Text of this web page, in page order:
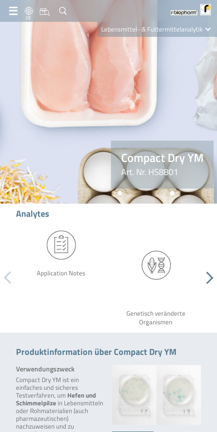
DE
Lebensmittel- & Futtermittelanalytik
Clinical Diagnostics
R-Biopharm AG
Nutrition Care
Compact Dry YM
Art. Nr. HS8801
Analytes
Application Notes
Genetisch veränderte
Organismen
Produktinformation über Compact Dry YM
Verwendungszweck
Compact Dry YM ist ein
einfaches und sicheres
Testverfahren, um Hefen und
Schimmelpilze in Lebensmitteln
oder Rohmaterialien (auch
pharmazeutischen)
nachzuweisen und zu